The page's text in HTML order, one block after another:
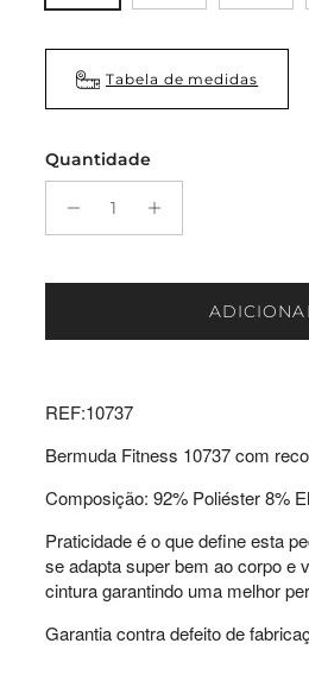
Tabela de medidas
Quantidade
REF:10737
Bermuda Fitness 10737 com
Composição: 92% Poliéster 8%
Praticidade é o que define esta
se adapta super bem ao corpo e
cintura garantindo uma melhor
Garantia contra defeito de